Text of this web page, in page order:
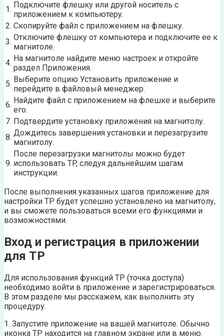
1. Подключите флешку или другой носитель с
приложением к компьютеру.
2. Скопируйте файл с приложением на флешку.
3. Отключите флешку от компьютера и подключите ее к
магнитоле.
4. На магнитоле найдите меню настроек и откройте
раздел Приложения.
5. Выберите опцию Установить приложение и
перейдите в файловый менеджер.
6. Найдите файл с приложением на флешке и выберите
его.
7. Подтвердите установку приложения на магнитолу.
8. Дождитесь завершения установки и перезагрузите
магнитолу.
9.
После перезагрузки магнитолы можно будет
использовать TP, следуя дальнейшим шагам
инструкции.
После выполнения указанных шагов приложение для
настройки TP будет успешно установлено на магнитолу,
и вы сможете пользоваться всеми его функциями и
возможностями.
Вход и регистрация в приложении
для TP
Для использования функций TP (точка доступа)
необходимо войти в приложение и зарегистрироваться.
В этом разделе мы расскажем, как выполнить эту
процедуру.
1. Запустите приложение на вашей магнитоле. Обычно
иконка TP находится на главном экране или в меню.